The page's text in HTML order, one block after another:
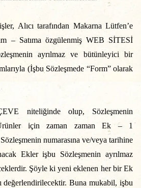
Alıcı tarafından Makarna Lütfen’e
– Satıma özgülenmiş WEB SİTESİ
ayrılmaz ve bütünleyici bir
(İşbu Sözleşmede “Form” olarak
niteliğinde olup, Sözleşmenin
için zaman zaman Ek – 1
numarasına ve/veya tarihine
Ekler işbu Sözleşmenin ayrılmaz
Şöyle ki yeni eklenen her bir Ek
değerlendirilecektir. Buna mukabil, işbu